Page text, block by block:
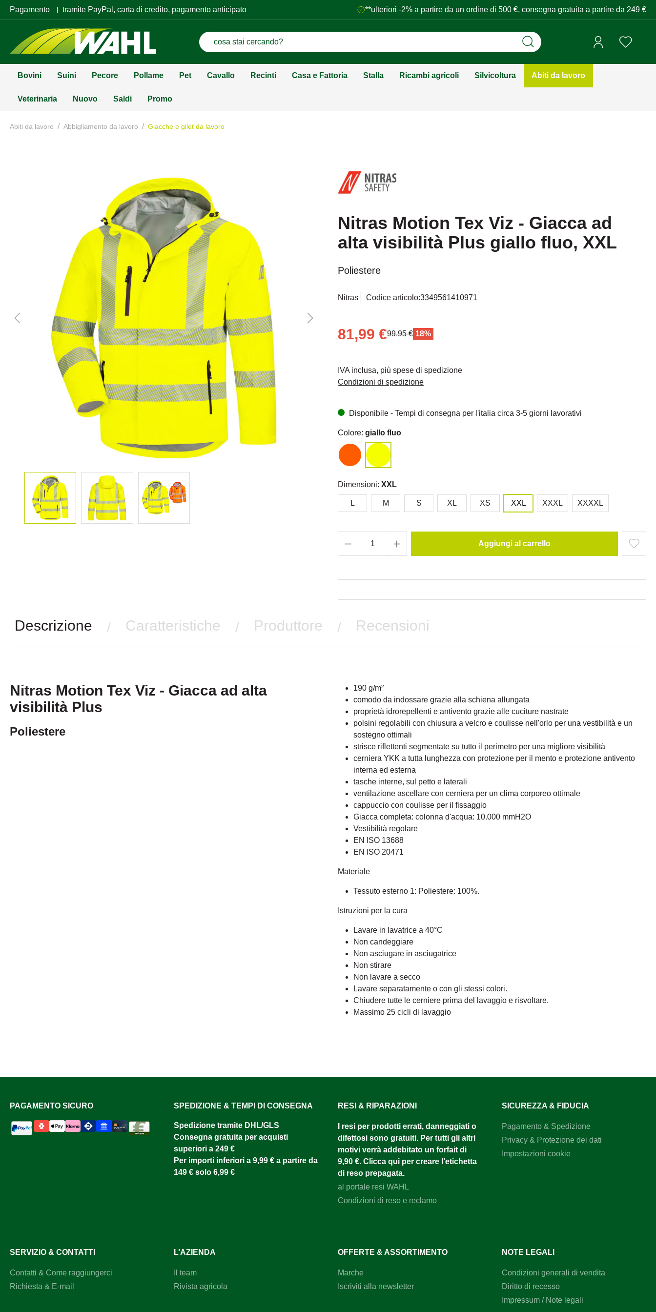
Pagamento tramite PayPal, carta di credito, pagamento anticipato **ulteriori -2% a partire da un ordine di 500 €, consegna gratuita a partire da 249 €
Bovini Suini Pecore Pollame Pet Cavallo Recinti Casa e Fattoria Stalla Ricambi agricoli Silvicoltura Abiti da lavoro
Veterinaria Nuovo Saldi Promo
Abiti da lavoro / Abbigliamento da lavoro / Giacche e gilet da lavoro
Nitras Motion Tex Viz - Giacca ad
alta visibilità Plus giallo fluo, XXL
Poliestere
Nitras Codice articolo:3349561410971
81,99 €99,95 € 18%
IVA inclusa, più spese di spedizione
Condizioni di spedizione
Disponibile - Tempi di consegna per l'italia circa 3-5 giorni lavorativi
Colore: giallo fluo
Dimensioni: XXL
L M S XL XS XXL XXXL XXXXL
Aggiungi al carrello
Descrizione / Caratteristiche / Produttore / Recensioni
Nitras Motion Tex Viz - Giacca ad alta
visibilità Plus
Poliestere
190 g/m²
comodo da indossare grazie alla schiena allungata
proprietà idrorepellenti e antivento grazie alle cuciture nastrate
polsini regolabili con chiusura a velcro e coulisse nell'orlo per una vestibilità e un
sostegno ottimali
strisce riflettenti segmentate su tutto il perimetro per una migliore visibilità
cerniera YKK a tutta lunghezza con protezione per il mento e protezione antivento
interna ed esterna
tasche interne, sul petto e laterali
ventilazione ascellare con cerniera per un clima corporeo ottimale
cappuccio con coulisse per il fissaggio
Giacca completa: colonna d'acqua: 10.000 mmH2O
Vestibilità regolare
EN ISO 13688
EN ISO 20471
Materiale
Tessuto esterno 1: Poliestere: 100%.
Istruzioni per la cura
Lavare in lavatrice a 40°C
Non candeggiare
Non asciugare in asciugatrice
Non stirare
Non lavare a secco
Lavare separatamente o con gli stessi colori.
Chiudere tutte le cerniere prima del lavaggio e risvoltare.
Massimo 25 cicli di lavaggio
PAGAMENTO SICURO SPEDIZIONE & TEMPI DI CONSEGNA
Spedizione tramite DHL/GLS ​
Consegna gratuita per acquisti
superiori a 249 €
Per importi inferiori a 9,99 € a partire da
149 € solo 6,99 €
RESI & RIPARAZIONI
I resi per prodotti errati, danneggiati o
difettosi sono gratuiti. Per tutti gli altri
motivi verrà addebitato un forfait di
9,90 €. Clicca qui per creare l’etichetta
di reso prepagata.
al portale resi WAHL
Condizioni di reso e reclamo
SICUREZZA & FIDUCIA
Pagamento & Spedizione
Privacy & Protezione dei dati
Impostazioni cookie
SERVIZIO & CONTATTI
Contatti & Come raggiungerci
Richiesta & E-mail
L’AZIENDA
Il team
Rivista agricola
OFFERTE & ASSORTIMENTO
Marche
Iscriviti alla newsletter
NOTE LEGALI
Condizioni generali di vendita
Diritto di recesso
Impressum / Note legali